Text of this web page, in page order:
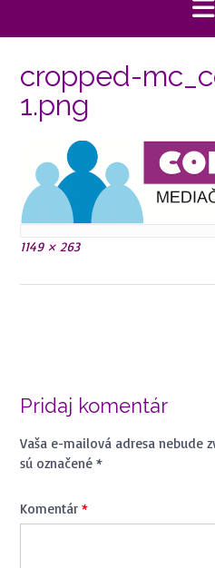
cropped-
1.png
Plná
1149 × 263
Pridaj komentár
Vaša e-mailová adresa nebude
sú označené *
Komentár *